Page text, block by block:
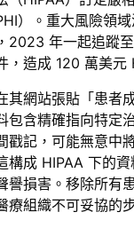
）。重大風險領域
2023 年一起追蹤
，造成 120 萬美元
其網站張貼「患者
包含精確指向特定
戳記，可能無意中
構成 HIPAA 下的
譽損害。移除所有
療組織不可妥協的